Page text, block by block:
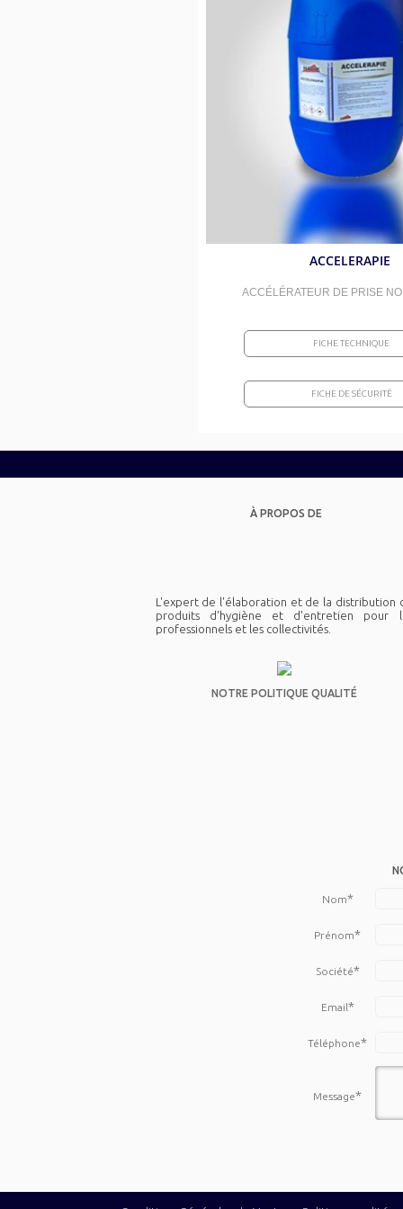
ACCELERAPIE
ACCÉLÉRATEUR DE PRISE
FICHE TECHNIQUE
FICHE DE SÉCURITÉ
À PROPOS DE
L'expert de l'élaboration et de la distribution
produits d'hygiène et d'entretien pour
professionnels et les collectivités.
NOTRE POLITIQUE QUALITÉ
Nom*
Prénom*
Société*
Email*
Téléphone*
Message*